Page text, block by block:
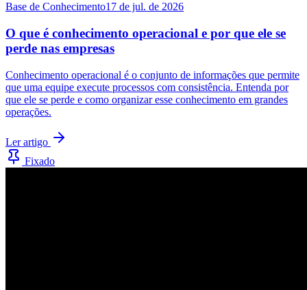
Base de Conhecimento17 de jul. de 2026
O que é conhecimento operacional e por que ele se
perde nas empresas
Conhecimento operacional é o conjunto de informações que permite
que uma equipe execute processos com consistência. Entenda por
que ele se perde e como organizar esse conhecimento em grandes
operações.
Ler artigo
Fixado